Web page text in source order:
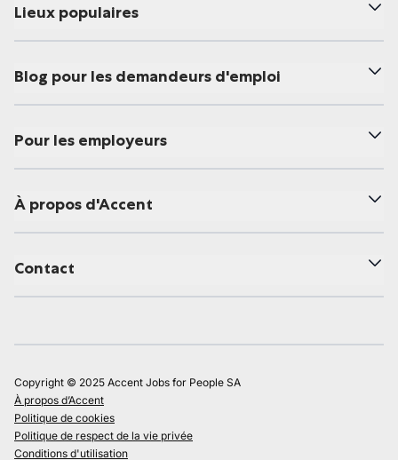
Lieux populaires
Blog pour les demandeurs d'emploi
Pour les employeurs
À propos d'Accent
Contact
Copyright © 2025 Accent Jobs for People SA
À propos d’Accent
Politique de cookies
Politique de respect de la vie privée
Conditions d'utilisation